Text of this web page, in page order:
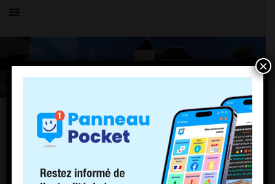
TOUS LES ÉVÉNEMENTS
LE VILLAGE
Collecte Don du sang
9 juillet 2021
×